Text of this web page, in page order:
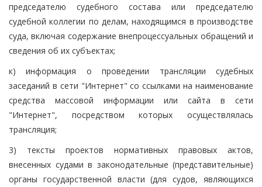
председателю судебного состава или председателю
судебной коллегии по делам, находящимся в производстве
суда, включая содержание внепроцессуальных обращений и
сведения об их субъектах;
к) информация о проведении трансляции судебных
заседаний в сети "Интернет" со ссылками на наименование
средства массовой информации или сайта в сети
"Интернет", посредством которых осуществлялась
трансляция;
3) тексты проектов нормативных правовых актов,
внесенных судами в законодательные (представительные)
органы государственной власти (для судов, являющихся